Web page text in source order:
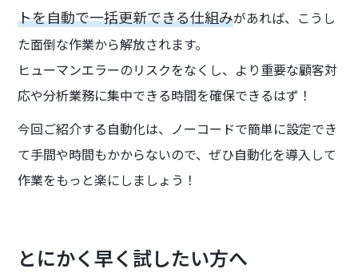
トを自動で一括更新できる仕組みがあれば、こうし
た面倒な作業から解放されます。
ヒューマンエラーのリスクをなくし、より重要な顧客対
応や分析業務に集中できる時間を確保できるはず！
今回ご紹介する自動化は、ノーコードで簡単に設定でき
て手間や時間もかからないので、ぜひ自動化を導入して
作業をもっと楽にしましょう！
とにかく早く試したい方へ